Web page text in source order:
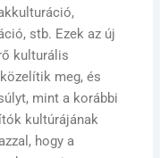
stb. Ezek az új
kulturális
meg, és
mint a korábbi
kultúrájának
hogy a